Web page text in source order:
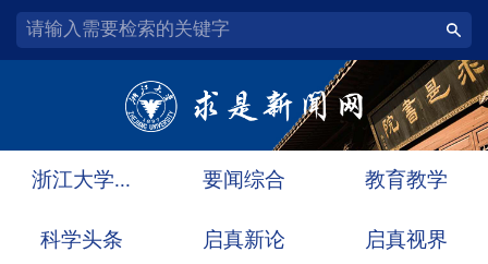
浙江大学... 要闻综合 教育教学
科学头条 启真新论 启真视界